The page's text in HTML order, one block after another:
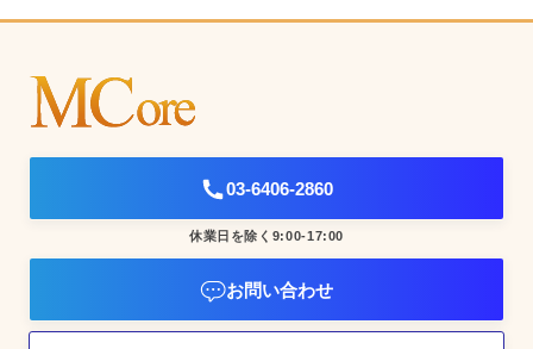
03-6406-2860
休業日を除く9:00-17:00
お問い合わせ